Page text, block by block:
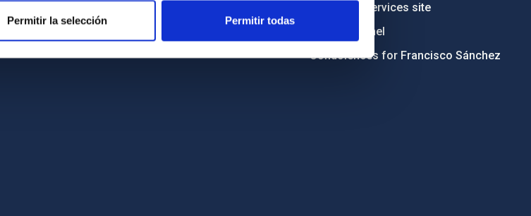
Permitir la selección Permitir todas
Electronic services site
Ethics channel
Condolences for Francisco Sánchez